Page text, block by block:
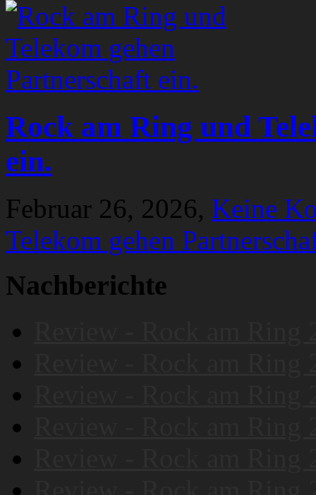
Rock am Ring und
ein.
Februar 26, 2026, Keine
Telekom gehen
Nachberichte